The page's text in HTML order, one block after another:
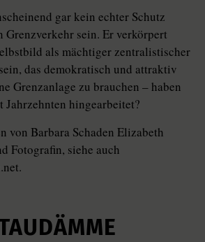
gar kein echter Schutz
Grenzverkehr sein. Er verkörpert
als mächtiger zentralistischer
das demokratisch und attraktiv
Grenzanlage zu brauchen – haben
Jahrzehnten hingearbeitet?
von Barbara Schaden Elizabeth
Fotografin, siehe auch